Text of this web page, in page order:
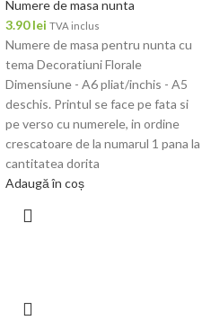
Numere de masa nunta
3.90lei TVA inclus
Numere de masa pentru nunta cu
tema Decoratiuni Florale
Dimensiune - A6 pliat/inchis - A5
deschis. Printul se face pe fata si
pe verso cu numerele, in ordine
crescatoare de la numarul 1 pana la
cantitatea dorita
Adaugă în coș